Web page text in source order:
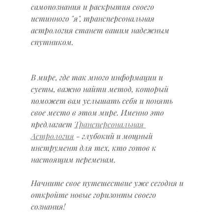
самопознания и раскрытия своего
истинного "я", трансперсональная
астрология станет вашим надежным
спутником.
В мире, где так много информации и
суеты, важно найти метод, который
поможет вам услышать себя и понять
свое место в этом мире. Именно это
предлагает Трансперсональная
Астрология - глубокий и мощный
инструмент для тех, кто готов к
настоящим переменам.
Начните свое путешествие уже сегодня и
откройте новые горизонты своего
сознания!